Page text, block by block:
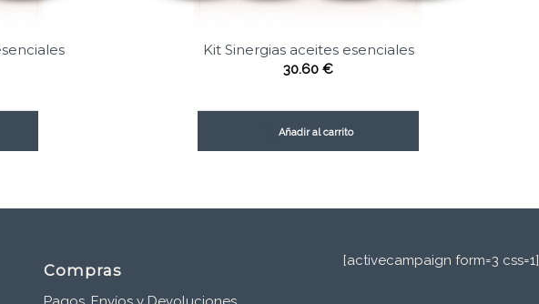
Kit Sinergias aceites esenciales
30.60€
Añadir al carrito
Compras
[activecampaign form=3 css=1]